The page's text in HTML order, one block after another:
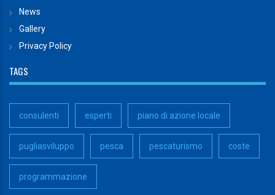
News
Gallery
Privacy Policy
TAGS
consulenti esperti piano di azione locale
pugliasviluppo pesca pescaturismo coste
programmazione